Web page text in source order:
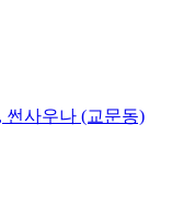
썬사우나 (교문동)